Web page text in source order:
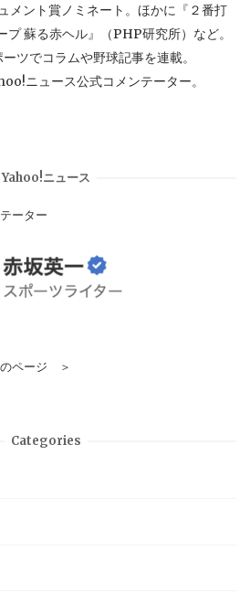
メント賞ノミネート。ほかに『２番打
蘇る赤ヘル』（PHP研究所）など。
ツでコラムや野球記事を連載。
ニュース公式コメンテーター。
Yahoo!ニュース
ーター
のページ ＞
Categories